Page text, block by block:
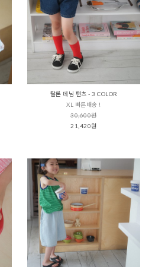
탈론 데님 팬츠 - 3 COLOR
XL 빠른배송 !
30,600원
21,420원